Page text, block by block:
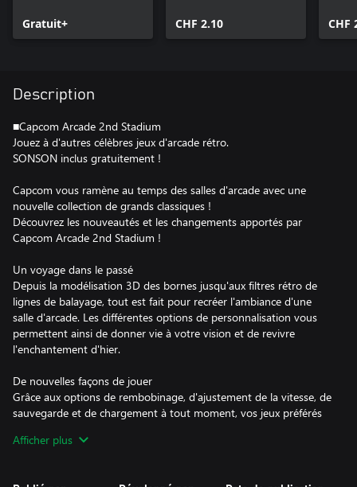
Gratuit+ CHF 2.10
CHF
Description
■Capcom Arcade 2nd Stadium
Jouez à d'autres célèbres jeux d'arcade rétro.
SONSON inclus gratuitement !
Capcom vous ramène au temps des salles d'arcade avec une
nouvelle collection de grands classiques !
Découvrez les nouveautés et les changements apportés par
Capcom Arcade 2nd Stadium !
Un voyage dans le passé
Depuis la modélisation 3D des bornes jusqu'aux filtres rétro de
lignes de balayage, tout est fait pour recréer l'ambiance d'une
salle d'arcade. Les différentes options de personnalisation vous
permettent ainsi de donner vie à votre vision et de revivre
l'enchantement d'hier.
De nouvelles façons de jouer
Grâce aux options de rembobinage, d'ajustement de la vitesse, de
sauvegarde et de chargement à tout moment, vos jeux préférés
Tous les titres disposent de classements en ligne, vous pourrez
Afficher plus